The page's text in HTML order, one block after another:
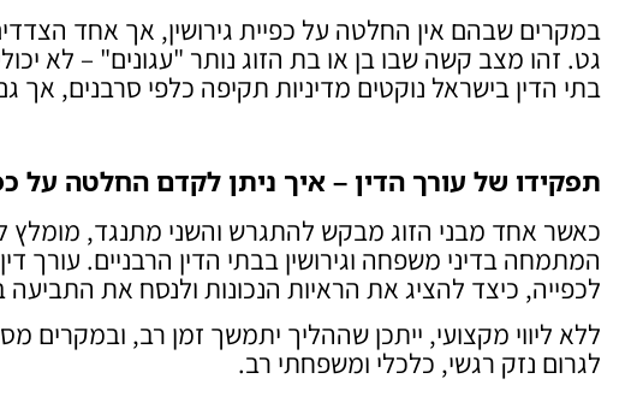
במקרים שבהם אין החלטה על כפיית גירושין, אך אחד
גט. זהו מצב קשה שבו בן או בת הזוג נותר "עגונים" – לא
בתי הדין בישראל נוקטים מדיניות תקיפה כלפי סרבנים, אך
תפקידו של עורך הדין – איך ניתן לקדם החלטה על
כאשר אחד מבני הזוג מבקש להתגרש והשני מתנגד, מומלץ
המתמחה בדיני משפחה וגירושין בבתי הדין הרבניים. עורך
לכפייה, כיצד להציג את הראיות הנכונות ולנסח את
ללא ליווי מקצועי, ייתכן שההליך יתמשך זמן רב, ובמקרים
לגרום נזק רגשי, כלכלי ומשפחתי רב.